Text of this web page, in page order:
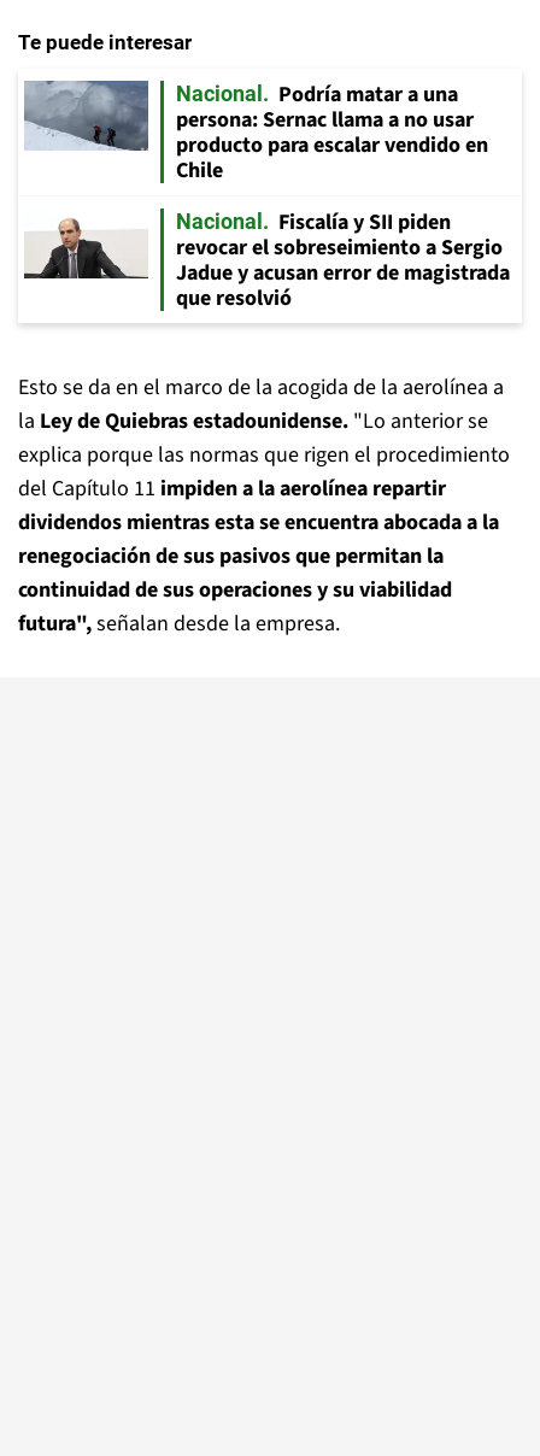
Te puede interesar
Nacional
Podría matar a una
persona: Sernac llama a no usar
producto para escalar vendido en
Chile
Nacional
Fiscalía y SII piden
revocar el sobreseimiento a Sergio
Jadue y acusan error de magistrada
que resolvió
Esto se da en el marco de la acogida de la aerolínea a
la Ley de Quiebras estadounidense. "Lo anterior se
explica porque las normas que rigen el procedimiento
del Capítulo 11 impiden a la aerolínea repartir
dividendos mientras esta se encuentra abocada a la
renegociación de sus pasivos que permitan la
continuidad de sus operaciones y su viabilidad
futura",señalan desde la empresa.